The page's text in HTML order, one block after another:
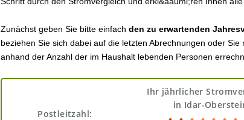
Zunächst geben Sie bitte einfach den zu erwartenden
beziehen Sie sich dabei auf die letzten Abrechnungen oder Sie
anhand der Anzahl der im Haushalt lebenden Personen
Postleitzahl:
Ihr jährlicher
in Idar-